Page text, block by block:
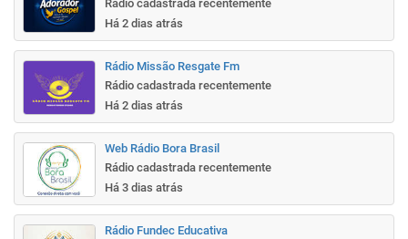
Rádio cadastrada recentemente
Há 2 dias atrás
Rádio Missão Resgate Fm
Rádio cadastrada recentemente
Há 2 dias atrás
Web Rádio Bora Brasil
Rádio cadastrada recentemente
Há 3 dias atrás
Rádio Fundec Educativa